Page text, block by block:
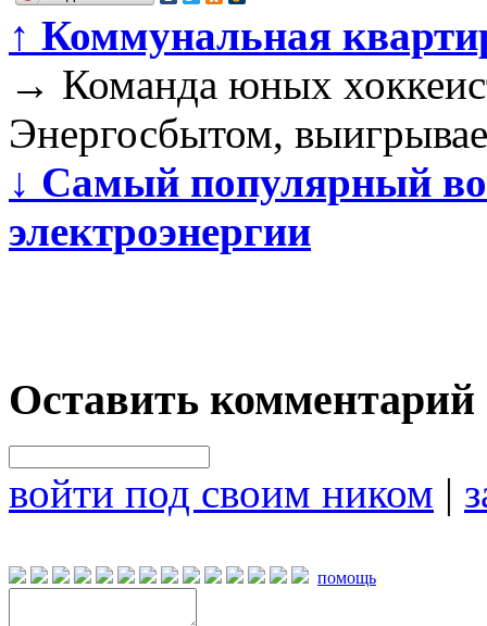
↑ Коммунальная
→ Команда юных
Энергосбытом,
↓ Самый популярный
электроэнергии
Оставить комментарий
войти под своим ником |
помощь